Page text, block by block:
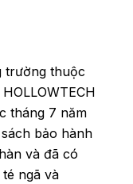
trường thuộc
tháng 7 năm
bảo hành
và đã có
ngã và